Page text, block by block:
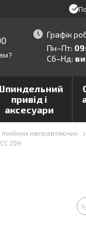
Графік
Пн–Пт:
Сб–Нд:
привід і
аксесуари
направляючих
Z0H